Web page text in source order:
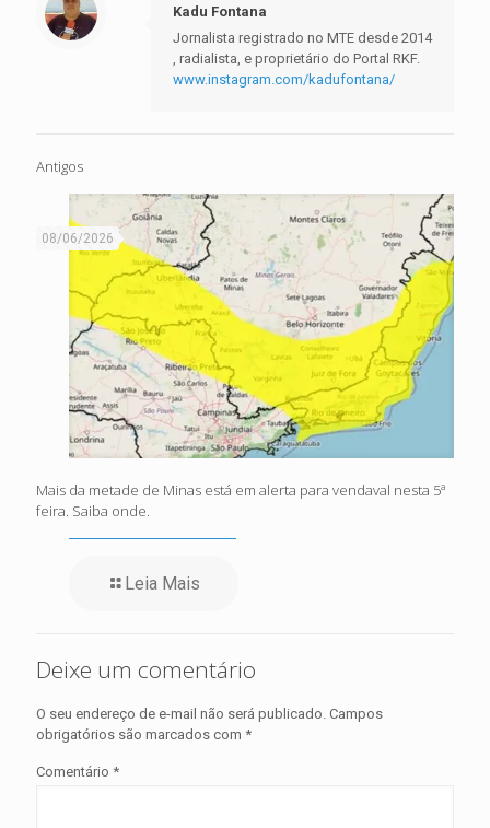
Kadu Fontana
Jornalista registrado no MTE desde 2014
, radialista, e proprietário do Portal RKF.
www.instagram.com/kadufontana/
Antigos
08/06/2026
Mais da metade de Minas está em alerta para vendaval nesta 5ª
feira. Saiba onde.
Leia Mais
Deixe um comentário
O seu endereço de e-mail não será publicado. Campos
obrigatórios são marcados com *
Comentário *